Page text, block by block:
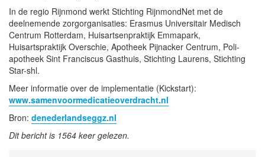
In de regio Rijnmond werkt Stichting RijnmondNet met de
deelnemende zorgorganisaties: Erasmus Universitair Medisch
Centrum Rotterdam, Huisartsenpraktijk Emmapark,
Huisartspraktijk Overschie, Apotheek Pijnacker Centrum, Poli-
apotheek Sint Franciscus Gasthuis, Stichting Laurens, Stichting
Star-shl.
Meer informatie over de implementatie (Kickstart):
www.samenvoormedicatieoverdracht.nl
Bron: denederlandseggz.nl
Dit bericht is 1564 keer gelezen.